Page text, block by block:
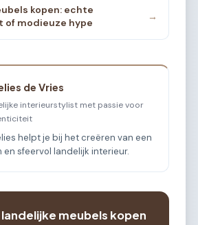
kopen: echte
modieuze hype
→
de Vries
interieurstylist met passie voor
helpt je bij het creëren van een
en sfeervol landelijk interieur.
meubels kopen